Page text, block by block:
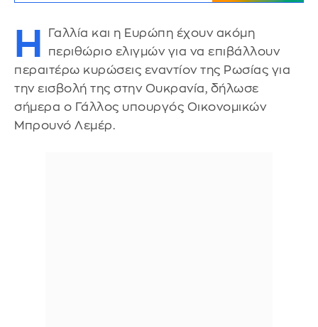
Η
Γαλλία και η Ευρώπη έχουν ακόμη
περιθώριο ελιγμών για να επιβάλλουν
περαιτέρω κυρώσεις εναντίον της Ρωσίας για
την εισβολή της στην Ουκρανία, δήλωσε
σήμερα ο Γάλλος υπουργός Οικονομικών
Μπρουνό Λεμέρ.